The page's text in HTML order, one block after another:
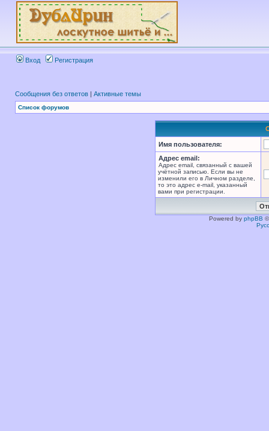
Вход Регистрация
Сообщения без ответов | Активные темы
Список форумов
Имя пользователя:
Адрес email:
Адрес email, связанный с вашей
учётной записью. Если вы не
изменили его в Личном разделе,
то это адрес e-mail, указанный
вами при регистрации.
Powered by phpBB